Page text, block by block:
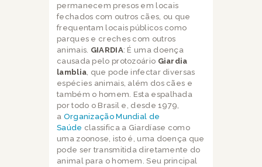
permanecem presos em locais
fechados com outros cães, ou que
frequentam locais públicos como
parques e creches com outros
animais. GIARDIA: É uma doença
causada pelo protozoário Giardia
lamblia, que pode infectar diversas
espécies animais, além dos cães e
também o homem. Esta espalhada
por todo o Brasil e, desde 1979,
a Organização Mundial de
Saúde classifica a Giardíase como
uma zoonose, isto é, uma doença que
pode ser transmitida diretamente do
animal para o homem. Seu principal